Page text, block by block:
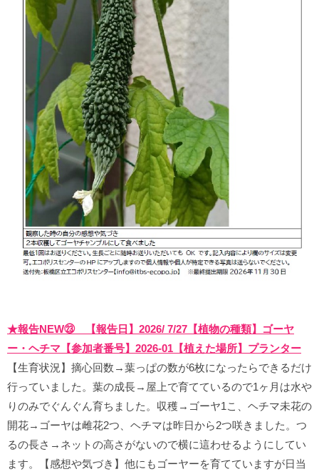
★報告NEW㉓ 【報告日】2026/ 7/27【植物の種類】ゴーヤ
ー・ヘチマ【参加者番号】2026-01【植えた場所】プランター
【生育状況】摘心回数→葉っぱの数が6枚になったらできるだけ
行っていました。葉の成長→屋上で育てているので1ヶ月は水や
りのみでぐんぐん育ちました。収穫→ゴーヤ1こ、ヘチマ未花の
開花→ゴーヤは雌花2つ、ヘチマは昨日から2つ咲きました。つ
るの長さ→ネットの高さがないので横に這わせるようにしてい
ます。【感想や気づき】他にもゴーヤーを育てていますが日当